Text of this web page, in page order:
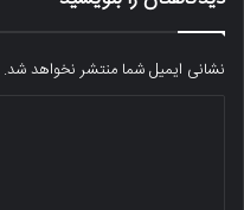
نشانی ایمیل شما منتشر نخواهد شد.